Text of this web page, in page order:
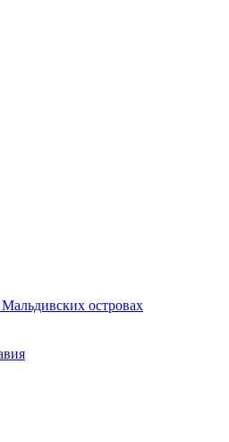
островах